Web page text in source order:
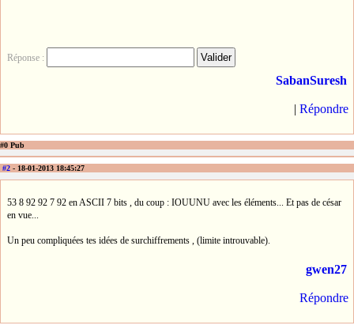
Réponse :
SabanSuresh
| Répondre
#0 Pub
#2 - 18-01-2013 18:45:27
53 8 92 92 7 92 en ASCII 7 bits , du coup : IOUUNU avec les éléments... Et pas de césar
en vue...
Un peu compliquées tes idées de surchiffrements , (limite introuvable).
gwen27
Répondre